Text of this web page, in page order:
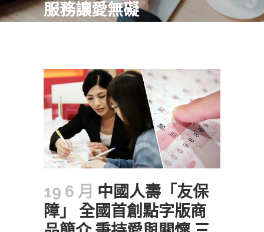
服務讓愛無礙
19 6 月 中國人壽「友保
障」 全國首創點字版商